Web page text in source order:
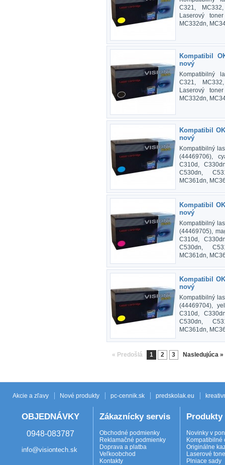
C321,
Laserový
MC332dn,
Kompatibil
nový
Kompatibilný
C321,
Laserový
MC332dn,
Kompatibil
nový
Kompatibilný
(44469706),
C310d,
C530dn,
MC361dn,
Kompatibil
nový
Kompatibilný
(44469705),
C310d,
C530dn,
MC361dn,
Kompatibil
nový
Kompatibilný
(44469704),
C310d,
C530dn,
MC361dn,
« Predošlá 1 2 3 Nasledujúca »
Akcie a zľavy Nové produkty pc-cennik.sk predskolak.eu
OBJEDNÁVKY
0948-083787
info@visiontech.sk
Zákaznícky servis
Obchodné podmienky
Reklamačné podmienky
Doprava a platba
Veľkoobchod
Kontakty
Produkty
Novinky v
Kompatibilné
Originálne
Laserové
Plniace sady